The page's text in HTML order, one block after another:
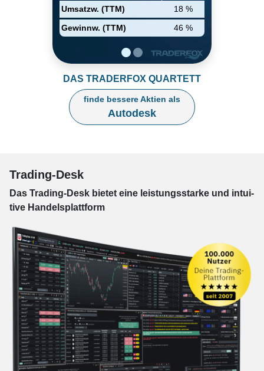
Umsatzw. (TTM)
18 %
Gewinnw. (TTM)
46 %
zum Produktdesign.
Konstruktionsdaten können
mithilfe dieser Verknüpfungen
nicht nur direkt für Zeichen-
und Konstruktionsprozesse
verarbeitet werden, sondern
Vertrieb, Marketing, Fertigung
und Facility Management zur
Bearbeitung weitergeleitet
werden.
DAS TRADERFOX QUARTETT
finde bessere Aktien als
Autodesk
Trading-Desk
Das Trading-Desk bie­tet eine leis­tungs­star­ke und in­tui­
tive Han­dels­platt­form